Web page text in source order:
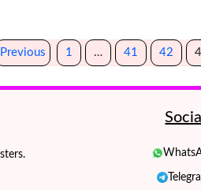
Previous 1 … 41 42